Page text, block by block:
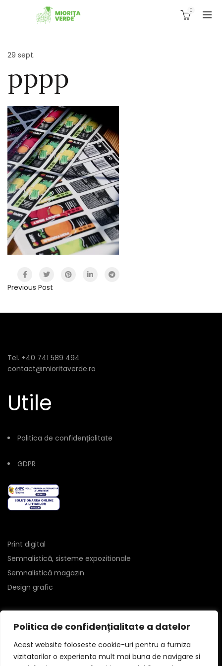
Politica de confidențialitate a datelor
Acest website foloseste cookie-uri pentru a furniza
vizitatorilor o experienta mult mai buna de navigare si
0
29 sept.
pppp
Previous Post
Tel. +40 741 589 494
contact@mioritaverde.ro
Utile
Politica de confidențialitate
GDPR
Print digital
Semnalistică, sisteme expozitionale
Semnalistică magazin
Design grafic